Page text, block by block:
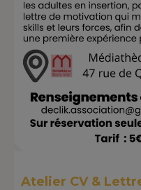
Atelier CV &